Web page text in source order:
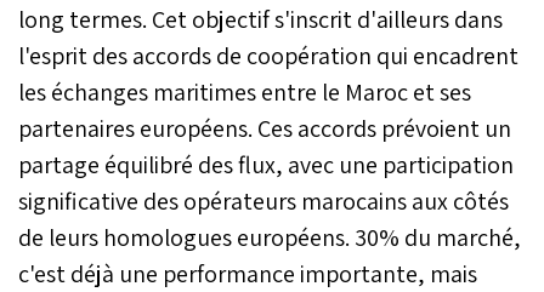
long termes. Cet objectif s'inscrit d'ailleurs dans
l'esprit des accords de coopération qui encadrent
les échanges maritimes entre le Maroc et ses
partenaires européens. Ces accords prévoient un
partage équilibré des flux, avec une participation
significative des opérateurs marocains aux côtés
de leurs homologues européens. 30% du marché,
c'est déjà une performance importante, mais